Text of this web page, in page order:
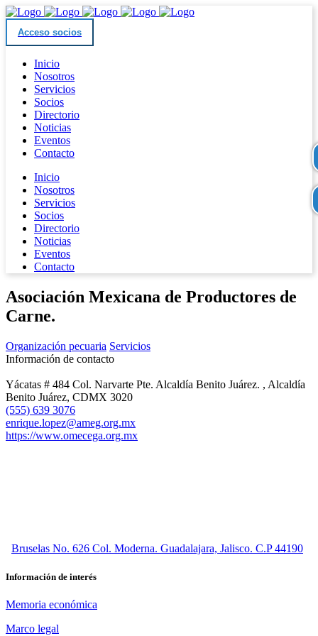
Acceso socios
Inicio
Nosotros
Servicios
Socios
Directorio
Noticias
Eventos
Contacto
Inicio
Nosotros
Servicios
Socios
Directorio
Noticias
Eventos
Contacto
Asociación Mexicana de Productores de
Carne.
Organización pecuaria Servicios
Información de contacto
Yácatas # 484 Col. Narvarte Pte. Alcaldía Benito Juárez. , Alcaldía
Benito Juárez, CDMX 3020
(555) 639 3076
enrique.lopez@ameg.org.mx
https://www.omecega.org.mx
Bruselas No. 626 Col. Moderna. Guadalajara, Jalisco. C.P 44190
Información de interés
Memoria económica
Marco legal